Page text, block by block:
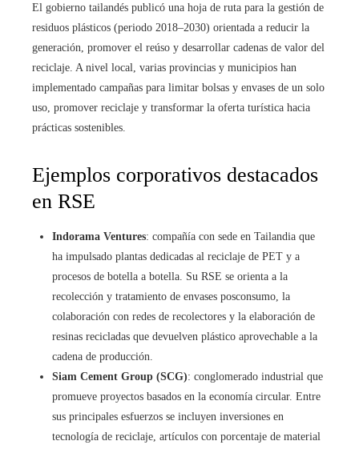
El gobierno tailandés publicó una hoja de ruta para la gestión de
residuos plásticos (periodo 2018–2030) orientada a reducir la
generación, promover el reúso y desarrollar cadenas de valor del
reciclaje. A nivel local, varias provincias y municipios han
implementado campañas para limitar bolsas y envases de un solo
uso, promover reciclaje y transformar la oferta turística hacia
prácticas sostenibles.
Ejemplos corporativos destacados
en RSE
Indorama Ventures: compañía con sede en Tailandia que
ha impulsado plantas dedicadas al reciclaje de PET y a
procesos de botella a botella. Su RSE se orienta a la
recolección y tratamiento de envases posconsumo, la
colaboración con redes de recolectores y la elaboración de
resinas recicladas que devuelven plástico aprovechable a la
cadena de producción.
Siam Cement Group (SCG): conglomerado industrial que
promueve proyectos basados en la economía circular. Entre
sus principales esfuerzos se incluyen inversiones en
tecnología de reciclaje, artículos con porcentaje de material